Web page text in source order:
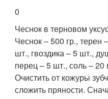
0
Чеснок в терновом
Чеснок – 500 гр., терен
шт., гвоздика – 5 шт.,
перец – 5 шт., соль – 20
Очистить от кожуры
сложить пряности.